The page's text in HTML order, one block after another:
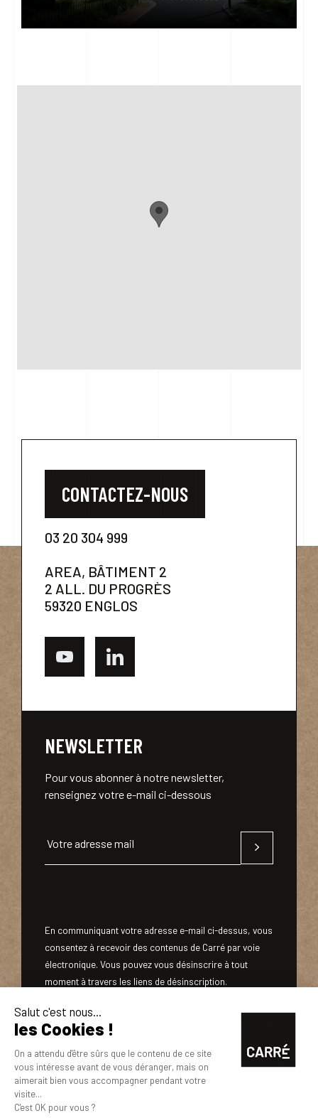
CONTACTEZ-NOUS
03 20 304 999
AREA, BÂTIMENT 2
2 ALL. DU PROGRÈS
59320 ENGLOS
NEWSLETTER
Pour vous abonner à notre newsletter,
renseignez votre e-mail ci-dessous
Votre adresse mail
En communiquant votre adresse e-mail ci-dessus, vous
consentez à recevoir des contenus de Carré par voie
électronique. Vous pouvez vous désinscrire à tout
moment à travers les liens de désinscription.
NOUS REJOINDRE